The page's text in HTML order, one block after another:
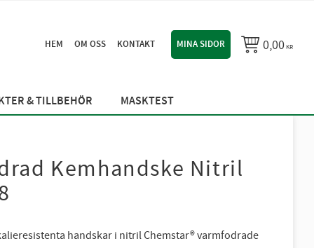
HEM OM OSS KONTAKT MINA SIDOR 0,00KR
& TILLBEHÖR MASKTEST
Kemhandske Nitril
handskar i nitril Chemstar® varmfodrade